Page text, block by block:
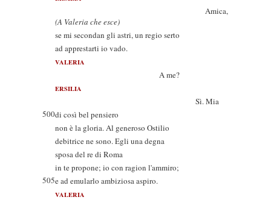
Amica,
(A Valeria che esce)
se mi secondan gli astri, un regio serto
ad apprestarti io vado.
VALERIA
A me?
ERSILIA
Sì. Mia
500di così bel pensiero
non è la gloria. Al generoso Ostilio
debitrice ne sono. Egli una degna
sposa del re di Roma
in te propone; io con ragion l'ammiro;
505e ad emularlo ambiziosa aspiro.
VALERIA